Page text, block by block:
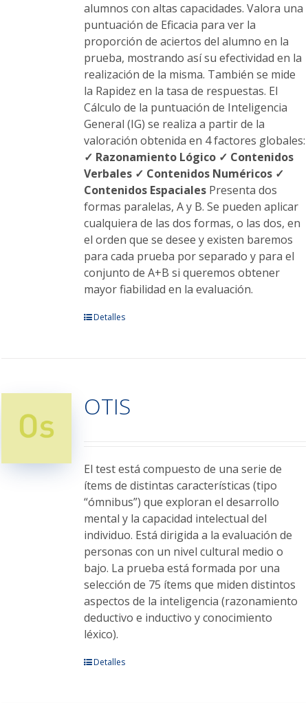
alumnos con altas capacidades. Valora una
puntuación de Eficacia para ver la
proporción de aciertos del alumno en la
prueba, mostrando así su efectividad en la
realización de la misma. También se mide
la Rapidez en la tasa de respuestas. El
Cálculo de la puntuación de Inteligencia
General (IG) se realiza a partir de la
valoración obtenida en 4 factores globales:
✓ Razonamiento Lógico ✓ Contenidos
Verbales ✓ Contenidos Numéricos ✓
Contenidos EspacialesPresenta dos
formas paralelas, A y B. Se pueden aplicar
cualquiera de las dos formas, o las dos, en
el orden que se desee y existen baremos
para cada prueba por separado y para el
conjunto de A+B si queremos obtener
mayor fiabilidad en la evaluación.
Este
Las
opciones
elegir
en
la
página
de
producto
Detalles
OTIS
El test está compuesto de una serie de
ítems de distintas características (tipo
“ómnibus”) que exploran el desarrollo
mental y la capacidad intelectual del
individuo. Está dirigida a la evaluación de
personas con un nivel cultural medio o
bajo. La prueba está formada por una
selección de 75 ítems que miden distintos
aspectos de la inteligencia (razonamiento
deductivo e inductivo y conocimiento
léxico).
EsteDetalles